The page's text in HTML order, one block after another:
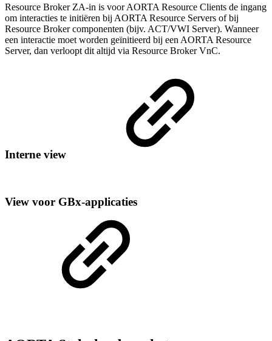
Resource Broker ZA-in is voor AORTA Resource Clients de ingang
om interacties te initiëren bij AORTA Resource Servers of bij
Resource Broker componenten (bijv. ACT/VWI Server). Wanneer
een interactie moet worden geïnitieerd bij een AORTA Resource
Server, dan verloopt dit altijd via Resource Broker VnC.
Interne view
View voor GBx-applicaties